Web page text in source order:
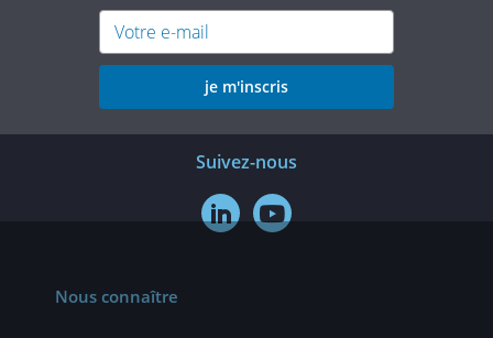
je m'inscris
Suivez-nous
 
Nous connaître